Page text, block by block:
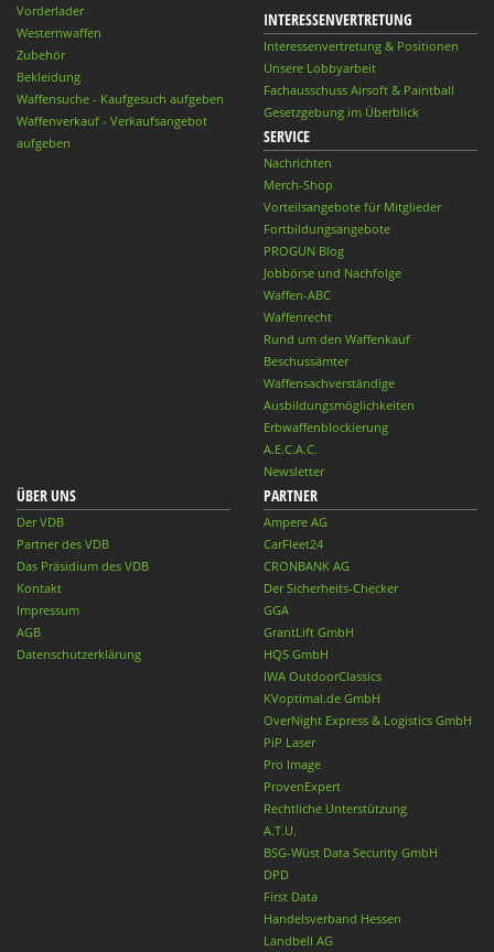
Vorderlader
Westernwaffen
Zubehör
Bekleidung
Waffensuche - Kaufgesuch aufgeben
Waffenverkauf - Verkaufsangebot
aufgeben
INTERESSENVERTRETUNG
Interessenvertretung & Positionen
Unsere Lobbyarbeit
Fachausschuss Airsoft & Paintball
Gesetzgebung im Überblick
SERVICE
Nachrichten
Merch-Shop
Vorteilsangebote für Mitglieder
Fortbildungsangebote
PROGUN Blog
Jobbörse und Nachfolge
Waffen-ABC
Waffenrecht
Rund um den Waffenkauf
Beschussämter
Waffensachverständige
Ausbildungsmöglichkeiten
Erbwaffenblockierung
A.E.C.A.C.
Newsletter
ÜBER UNS
Der VDB
Partner des VDB
Das Präsidium des VDB
Kontakt
Impressum
AGB
Datenschutzerklärung
PARTNER
Ampere AG
CarFleet24
CRONBANK AG
Der Sicherheits-Checker
GGA
GrantLift GmbH
HQS GmbH
IWA OutdoorClassics
KVoptimal.de GmbH
OverNight Express & Logistics GmbH
PiP Laser
Pro Image
ProvenExpert
Rechtliche Unterstützung
A.T.U.
BSG-Wüst Data Security GmbH
DPD
First Data
Handelsverband Hessen
Landbell AG